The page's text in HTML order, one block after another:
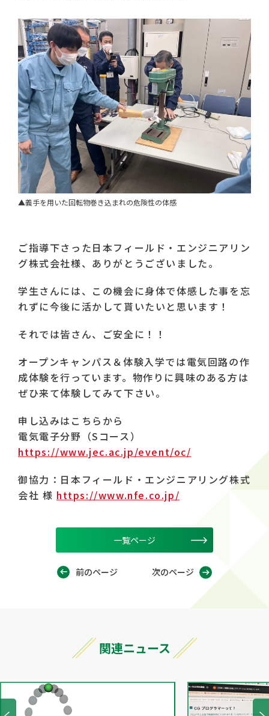
▲義手を用いた回転物巻き込まれの危険性の体感
ご指導下さった日本フィールド・エンジニアリン
グ株式会社様、ありがとうございました。
学生さんには、この機会に身体で体感した事を忘
れずに今後に活かして貰いたいと思います！
それでは皆さん、ご安全に！！
オープンキャンパス＆体験入学では電気回路の作
成体験を行っています。物作りに興味のある方は
ぜひ来て体験してみて下さい。
申し込みはこちらから
電気電子分野（Sコース）
https://www.jec.ac.jp/event/oc/
御協力：日本フィールド・エンジニアリング株式
会社 様 https://www.nfe.co.jp/
前のページ
一覧ページ
次のページ
関連ニュース